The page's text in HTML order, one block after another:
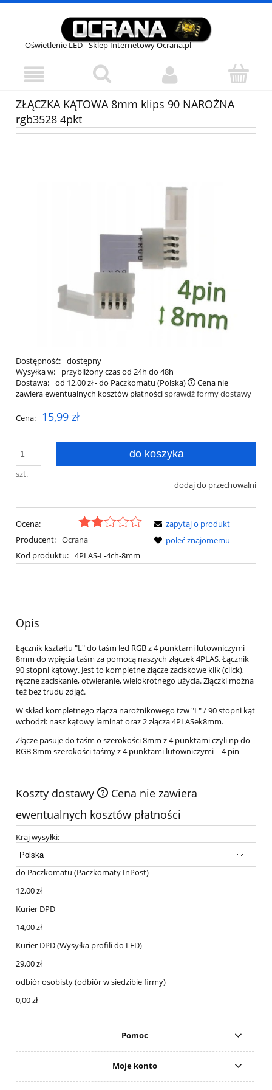
Oświetlenie LED - Sklep Internetowy Ocrana.pl
ZŁĄCZKA KĄTOWA 8mm klips 90 NAROŻNA
rgb3528 4pkt
Dostępność: dostępny
Wysyłka w:
przybliżony czas od 24h do 48h
Dostawa: od 12,00 zł- do Paczkomatu (Polska)
Cena nie
zawiera ewentualnych kosztów płatnościsprawdź formy dostawy
Cena: 15,99 zł
szt.
do koszyka
dodaj do przechowalni
Ocena:
Producent: Ocrana
Kod produktu: 4PLAS-L-4ch-8mm
zapytaj o produkt
poleć znajomemu
Opis
Łącznik kształtu "L" do taśm led RGB z 4 punktami lutowniczymi
8mm do wpięcia taśm za pomocą naszych złączek 4PLAS. Łącznik
90 stopni kątowy. Jest to kompletne złącze zaciskowe klik (click),
ręczne zaciskanie, otwieranie, wielokrotnego użycia. Złączki można
też bez trudu zdjąć.
W skład kompletnego złącza narożnikowego tzw "L" / 90 stopni kąt
wchodzi: nasz kątowy laminat oraz 2 złącza 4PLASek8mm.
Złącze pasuje do taśm o szerokości 8mm z 4 punktami czyli np do
RGB 8mm szerokości taśmy z 4 punktami lutowniczymi = 4 pin
Koszty dostawy
Cena nie zawiera
ewentualnych kosztów płatności
Kraj wysyłki:
do Paczkomatu (Paczkomaty InPost)
12,00 zł
Kurier DPD
14,00 zł
Kurier DPD(Wysyłka profili do LED)
29,00 zł
odbiór osobisty(odbiór w siedzibie firmy)
0,00 zł
Pomoc
Moje konto